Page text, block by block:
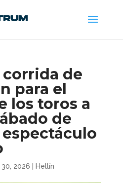
corrida de
para el
los toros a
de
30, 2026 Hellín